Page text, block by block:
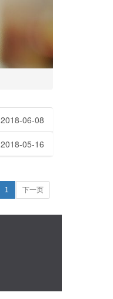
2018-06-08
2018-05-16
1 (current)
下一页